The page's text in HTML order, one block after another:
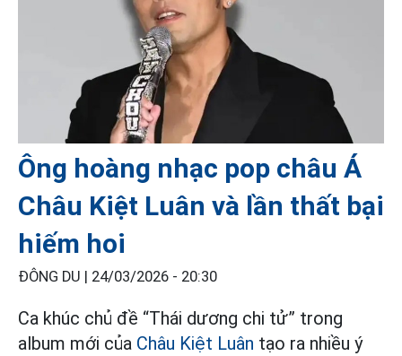
Ông hoàng nhạc pop châu Á
Châu Kiệt Luân và lần thất bại
hiếm hoi
ĐÔNG DU | 24/03/2026 - 20:30
Ca khúc chủ đề “Thái dương chi tử” trong
album mới của Châu Kiệt Luân tạo ra nhiều ý